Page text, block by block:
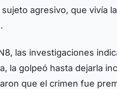
agresivo, que vivía
las investigaciones
la golpeó hasta dejarla
que el crimen fue